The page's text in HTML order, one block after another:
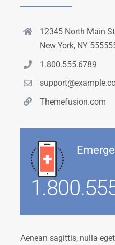
12345 North Main
New York, NY
1.800.555.6789
Themefusion.com
Aenean sagittis, nulla